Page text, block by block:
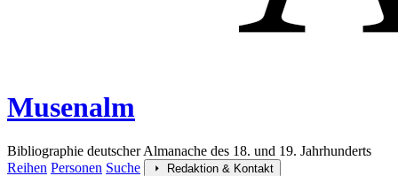
Musenalm
Bibliographie deutscher Almanache des 18. und 19. Jahrhunderts
Reihen Personen Suche Redaktion & Kontakt